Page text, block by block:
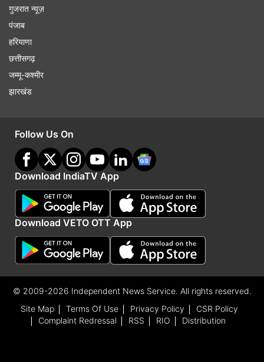
गुजरात न्यूज़
पंजाब
हरियाणा
छत्तीसगढ़
जम्मू-कश्मीर
झारखंड
Follow Us On
Download IndiaTV App
Download VETO OTT App
© 2009-2026 Independent News Service. All rights reserved.
Site Map
Terms Of Use Privacy Policy
CSR Policy
Complaint Redressal
RSS RIO Distribution